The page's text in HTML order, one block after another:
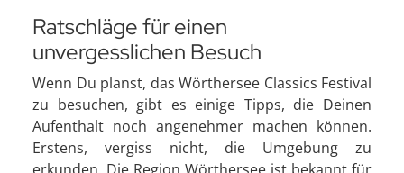
Ratschläge für einen
unvergesslichen Besuch
Wenn Du planst, das Wörthersee Classics Festival
zu besuchen, gibt es einige Tipps, die Deinen
Aufenthalt noch angenehmer machen können.
Erstens, vergiss nicht, die Umgebung zu
erkunden. Die Region Wörthersee ist bekannt für